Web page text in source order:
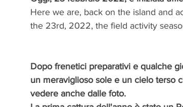
Here we are, back on the island and
the 23rd, 2022, the field activity
Dopo frenetici preparativi e qualche
un meraviglioso sole e un cielo terso
vedere anche dalle foto.